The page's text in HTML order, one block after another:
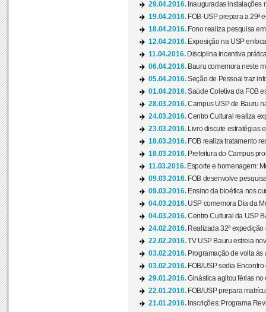
29.04.2016. Inauguradas instalações
19.04.2016. FOB-USP prepara a 29ª
18.04.2016. Fono realiza pesquisa
12.04.2016. Exposição na USP
11.04.2016. Disciplina incentiva
06.04.2016. Bauru comemora neste
05.04.2016.Seção de Pessoal traz
01.04.2016.Saúde Coletiva da FOB
28.03.2016.Campus USP de Bauru
24.03.2016.Centro Cultural realiza
23.03.2016.
Livro discute estratégias
18.03.2016. FOB realiza tratamento
18.03.2016. Prefeitura do Campus
11.03.2016. Esporte e homenagem:
09.03.2016. FOB desenvolve
09.03.2016. Ensino da bioética nos
04.03.2016. USP comemora Dia da
04.03.2016.Centro Cultural da USP
24.02.2016. Realizada 32ª
22.02.2016.TV USP Bauru estreia
03.02.2016. Programação de volta às
03.02.2016. FOB/USP sedia
29.01.2016.Ginástica agitou férias no
22.01.2016. FOB/USP prepara
21.01.2016. Inscrições: Programa